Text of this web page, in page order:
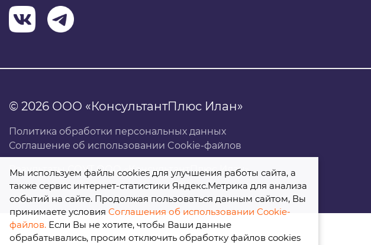
© 2026 ООО «КонсультантПлюс Илан»
Политика обработки персональных данных
Соглашение об использовании Cookie-файлов
Результаты СОУТ ООО «КонсультантПлюс Илан»
Мы используем файлы cookies для улучшения работы сайта, а
также сервис интернет-статистики Яндекс.Метрика для анализа
событий на сайте. Продолжая пользоваться данным сайтом, Вы
принимаете условия Соглашения об использовании Cookie-
файлов. Если Вы не хотите, чтобы Ваши данные
обрабатывались, просим отключить обработку файлов cookies